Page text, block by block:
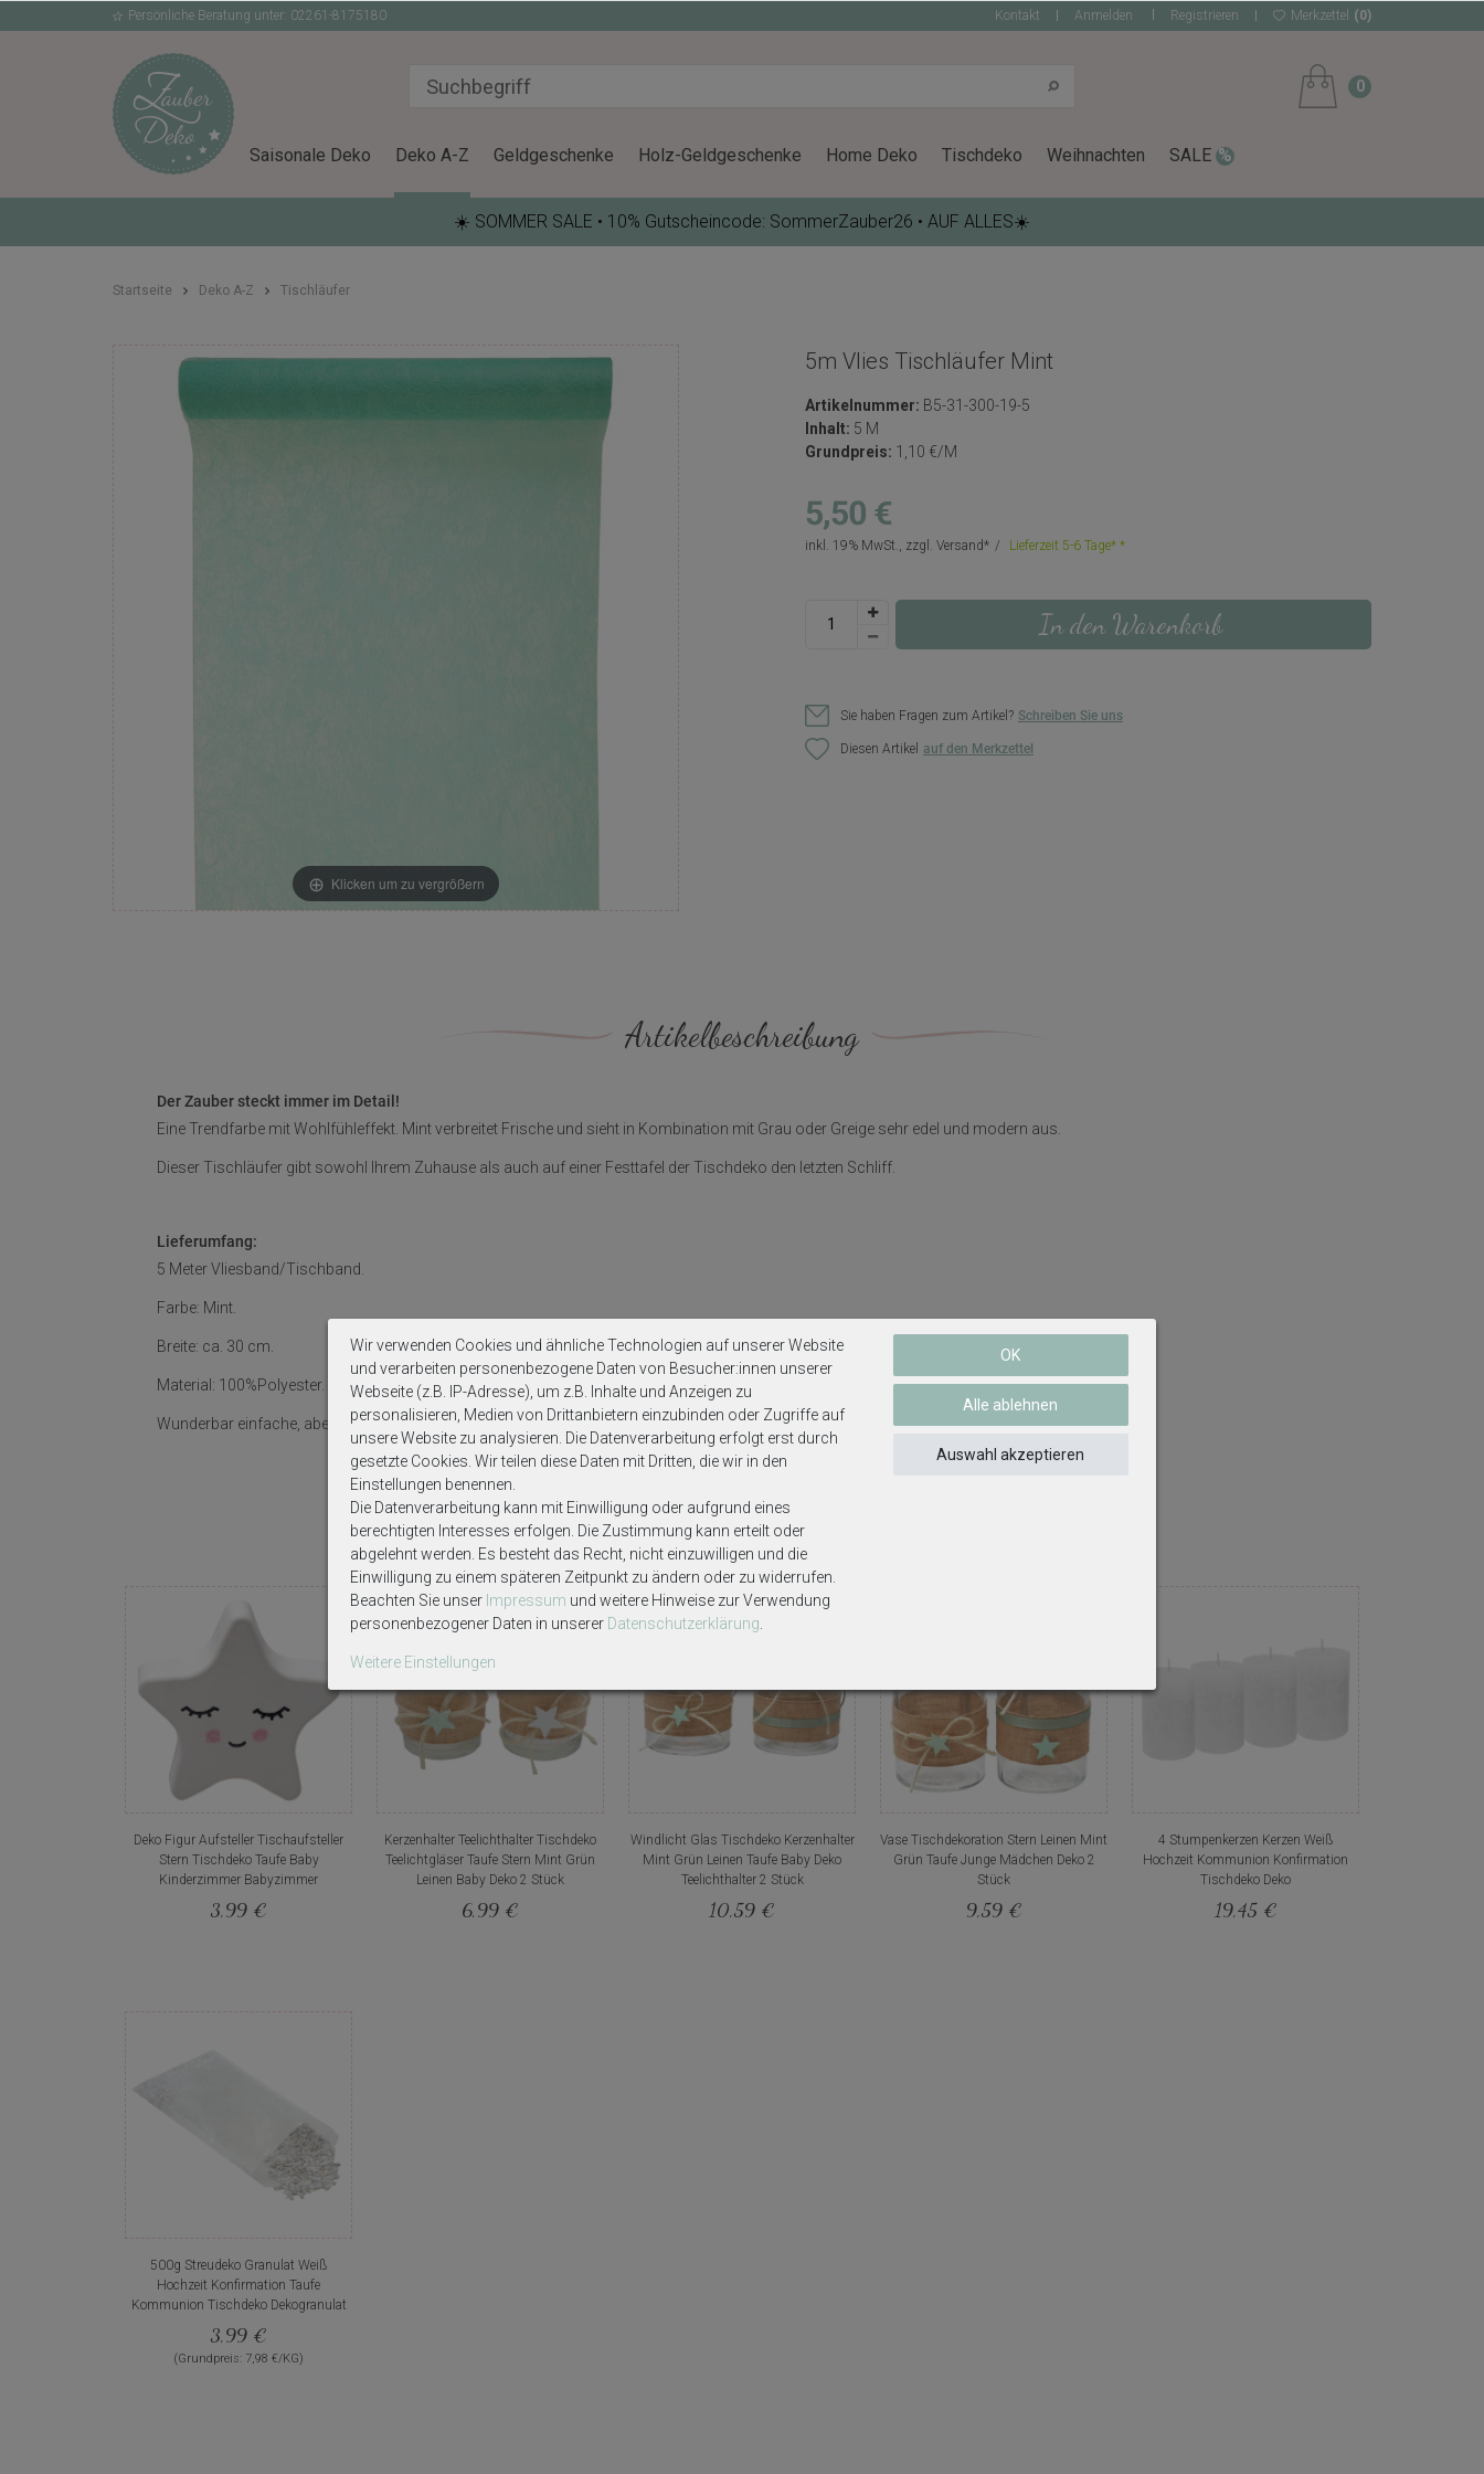
Persönliche Beratung unter: 02261-8175180 Kontakt Anmelden Registrieren Merkzettel (0)
0
Saisonale Deko Deko A-Z Geldgeschenke Holz-Geldgeschenke Home Deko Tischdeko Weihnachten SALE
☀️ SOMMER SALE • 10% Gutscheincode: SommerZauber26 • AUF ALLES☀️
Startseite Deko A-Z Tischläufer
Klicken um zu vergrößern
5m Vlies Tischläufer Mint
Artikelnummer: B5-31-300-19-5
Inhalt: 5 M
Grundpreis: 1,10 €/M
5,50 €
inkl. 19% MwSt., zzgl. Versand Lieferzeit 5-6 Tage*
In den Warenkorb
Sie haben Fragen zum Artikel? Schreiben Sie uns
Diesen Artikel
Artikelbeschreibung
Der Zauber steckt immer im Detail!
Eine Trendfarbe mit Wohlfühleffekt. Mint verbreitet Frische und sieht in Kombination mit Grau oder Greige sehr edel und modern aus.
Dieser Tischläufer gibt sowohl Ihrem Zuhause als auch auf einer Festtafel der Tischdeko den letzten Schliff.
Lieferumfang:
5 Meter Vliesband/Tischband.
Farbe: Mint.
Breite: ca. 30 cm.
Material: 100%Polyester.
Wunderbar einfache, aber edle Tisch- oder Raumdeko für Ihre Festlichkeiten.
Weitere interessante Artikel
Deko Figur Aufsteller Tischaufsteller
Stern Tischdeko Taufe Baby
Kinderzimmer Babyzimmer
3,99 €
Kerzenhalter Teelichthalter Tischdeko
Teelichtgläser Taufe Stern Mint Grün
Leinen Baby Deko 2 Stück
6,99 €
Windlicht Glas Tischdeko Kerzenhalter
Mint Grün Leinen Taufe Baby Deko
Teelichthalter 2 Stück
10,59 €
Vase Tischdekoration Stern Leinen Mint
Grün Taufe Junge Mädchen Deko 2
Stück
9,59 €
4 Stumpenkerzen Kerzen Weiß
Hochzeit Kommunion Konfirmation
Tischdeko Deko
19,45 €
500g Streudeko Granulat Weiß
Hochzeit Konfirmation Taufe
Kommunion Tischdeko Dekogranulat
3,99 €
(Grundpreis: 7,98 €/KG)
Wir verwenden Cookies und ähnliche Technologien auf unserer Website
und verarbeiten personenbezogene Daten von Besucher:innen unserer
Webseite (z.B. IP-Adresse), um z.B. Inhalte und Anzeigen zu
personalisieren, Medien von Drittanbietern einzubinden oder Zugriffe auf
unsere Website zu analysieren. Die Datenverarbeitung erfolgt erst durch
gesetzte Cookies. Wir teilen diese Daten mit Dritten, die wir in den
Einstellungen benennen.
Die Datenverarbeitung kann mit Einwilligung oder aufgrund eines
berechtigten Interesses erfolgen. Die Zustimmung kann erteilt oder
abgelehnt werden. Es besteht das Recht, nicht einzuwilligen und die
Einwilligung zu einem späteren Zeitpunkt zu ändern oder zu widerrufen.
Beachten Sie unser Impressum und weitere Hinweise zur Verwendung
personenbezogener Daten in unserer Daten­schutz­erklärung
Weitere Einstellungen
OK
Alle ablehnen
Auswahl akzeptieren